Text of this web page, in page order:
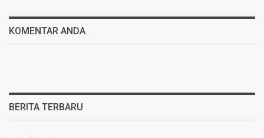
KOMENTAR ANDA
BERITA TERBARU